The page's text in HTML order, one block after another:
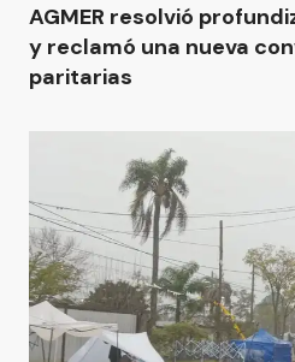
AGMER resolvió
y reclamó una nueva
paritarias